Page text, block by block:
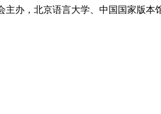
主办，北京语言大学、中国国家版